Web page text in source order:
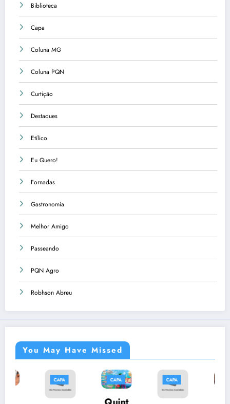
Biblioteca
Capa
Coluna MG
Coluna PQN
Curtição
Destaques
Etílico
Eu Quero!
Fornadas
Gastronomia
Melhor Amigo
Passeando
PQN Agro
Robhson Abreu
You May Have Missed
CAPA CAPA CAPA CAPA
Músi